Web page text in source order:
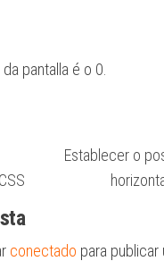
pantalla é o 0.
Establecer o
conectado para publicar